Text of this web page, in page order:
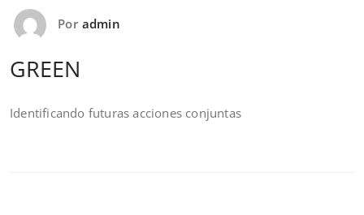
Por admin
GREEN
Identificando futuras acciones conjuntas